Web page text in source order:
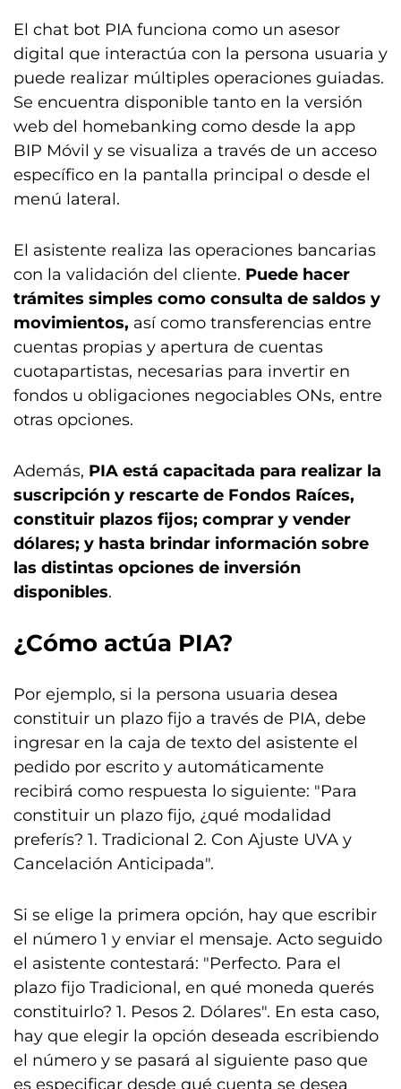
El chat bot PIA funciona como un asesor
digital que interactúa con la persona usuaria y
puede realizar múltiples operaciones guiadas.
Se encuentra disponible tanto en la versión
web del homebanking como desde la app
BIP Móvil y se visualiza a través de un acceso
específico en la pantalla principal o desde el
menú lateral.
El asistente realiza las operaciones bancarias
con la validación del cliente. Puede hacer
trámites simples como consulta de saldos y
movimientos, así como transferencias entre
cuentas propias y apertura de cuentas
cuotapartistas, necesarias para invertir en
fondos u obligaciones negociables ONs, entre
otras opciones.
Además, PIA está capacitada para realizar la
suscripción y rescarte de Fondos Raíces,
constituir plazos fijos; comprar y vender
dólares; y hasta brindar información sobre
las distintas opciones de inversión
disponibles.
¿Cómo actúa PIA?
Por ejemplo, si la persona usuaria desea
constituir un plazo fijo a través de PIA, debe
ingresar en la caja de texto del asistente el
pedido por escrito y automáticamente
recibirá como respuesta lo siguiente: "Para
constituir un plazo fijo, ¿qué modalidad
preferís? 1. Tradicional 2. Con Ajuste UVA y
Cancelación Anticipada".
Si se elige la primera opción, hay que escribir
el número 1 y enviar el mensaje. Acto seguido
el asistente contestará: "Perfecto. Para el
plazo fijo Tradicional, en qué moneda querés
constituirlo? 1. Pesos 2. Dólares". En esta caso,
hay que elegir la opción deseada escribiendo
el número y se pasará al siguiente paso que
es especificar desde qué cuenta se desea